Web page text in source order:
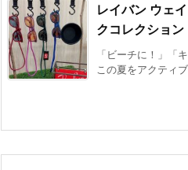
レイバン ウェ
クコレクション
「ビーチに！」「
この夏をアクティ